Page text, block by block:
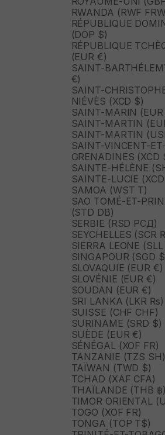
RWANDA (RWF
RÉPUBLIQUE
(DOP $)
RÉPUBLIQUE
(EUR €)
SAINT-
€)
SAINT-
NIÉVÈS (XCD $)
SAINT-MARIN
SAINT-MARTIN
SAINT-MARTIN
SAINT-VINCENT-
GRENADINES (XCD
SAINTE-HÉLÈNE
SAINTE-LUCIE
SAMOA (WST T)
SAO TOMÉ-ET-
(STD DB)
SERBIE (RSD РСД)
SEYCHELLES (SCR
SIERRA LEONE (SLL
SINGAPOUR (SGD
SLOVAQUIE (EUR €)
SLOVÉNIE (EUR €)
SOUDAN (EUR €)
SRI LANKA (LKR ₨)
SUISSE (CHF CHF)
SURINAME (SRD $)
SUÈDE (EUR €)
SÉNÉGAL (XOF FR)
TANZANIE (TZS SH)
TAÏWAN (TWD $)
TCHAD (XAF CFA)
THAÏLANDE (THB ฿)
TIMOR ORIENTAL
TOGO (XOF FR)
TONGA (TOP T$)